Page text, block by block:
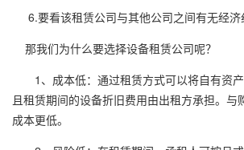
6.要看该租赁公司与其他公司之间有无经济
那我们为什么要选择设备租赁公司呢？
1、成本低：通过租赁方式可以将自有资
且租赁期间的设备折旧费用由出租方承担。与
成本更低。